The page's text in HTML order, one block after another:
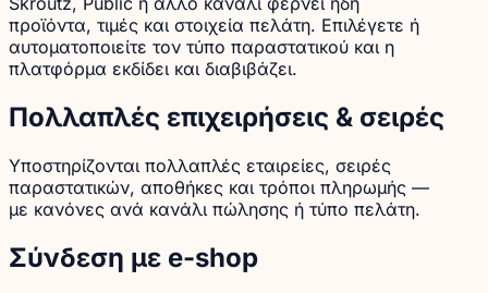
προϊόντα, τιμές και στοιχεία πελάτη. Επιλέγετε ή
αυτοματοποιείτε τον τύπο παραστατικού και η
πλατφόρμα εκδίδει και διαβιβάζει.
Πολλαπλές επιχειρήσεις & σειρές
Υποστηρίζονται πολλαπλές εταιρείες, σειρές
παραστατικών, αποθήκες και τρόποι πληρωμής —
με κανόνες ανά κανάλι πώλησης ή τύπο πελάτη.
Σύνδεση με e-shop